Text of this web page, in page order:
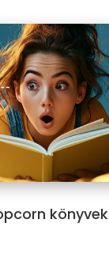
könyvek